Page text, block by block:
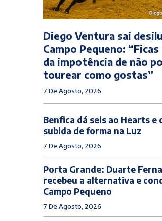
Diego Ventura sai
Campo Pequeno: “Ficas
da impotência de não
tourear como gostas”
7 De Agosto, 2026
Benfica dá seis ao Hearts e
subida de forma na Luz
7 De Agosto, 2026
Porta Grande: Duarte
recebeu a alternativa e
Campo Pequeno
7 De Agosto, 2026